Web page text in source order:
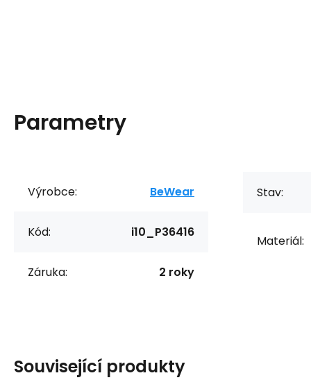
Parametry
Výrobce: BeWear
Kód: i10_P36416
Záruka: 2 roky
Stav:
Materiál:
Související produkty